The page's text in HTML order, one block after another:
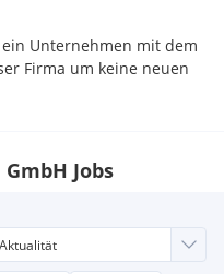
ein Unternehmen mit dem
Firma um keine neuen
Jobs